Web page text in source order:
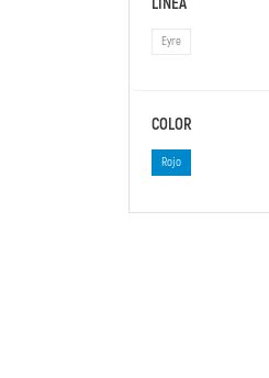
Eyre
COLOR
Rojo